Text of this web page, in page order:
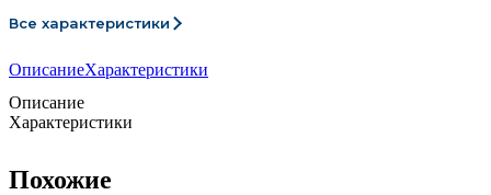
Все характеристики
ОписаниеХарактеристики
Описание
Характеристики
Похожие